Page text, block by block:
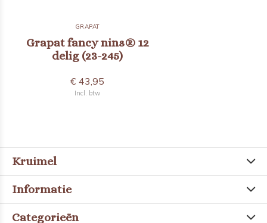
GRAPAT
Grapat fancy nins® 12
delig (23-245)
€ 43,95
Incl. btw
Kruimel
Informatie
Categorieën